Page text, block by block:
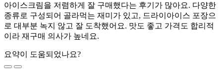
아이스크림을 저렴하게 잘 구매했다는 후기가 많아요. 다양한
종류로 구성되어 골라먹는 재미가 있고, 드라이아이스 포장으
로 대부분 녹지 않고 잘 도착했어요. 맛도 좋고 가격도 합리적
이라 재구매 의사가 높네요.
요약이 도움되었나요?